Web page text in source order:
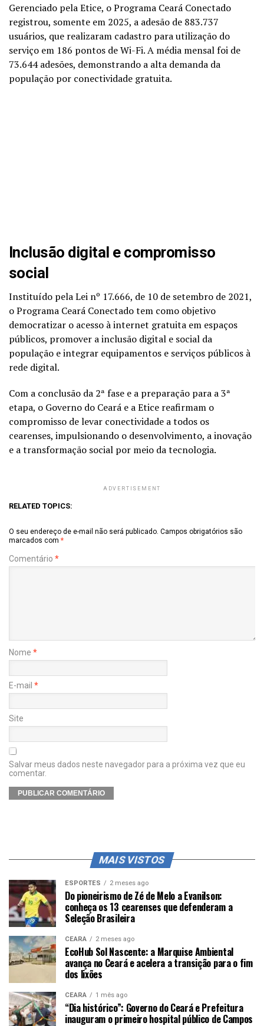
Gerenciado pela Etice, o Programa Ceará Conectado
registrou, somente em 2025, a adesão de 883.737
usuários, que realizaram cadastro para utilização do
serviço em 186 pontos de Wi-Fi. A média mensal foi de
73.644 adesões, demonstrando a alta demanda da
população por conectividade gratuita.
Inclusão digital e compromisso
social
Instituído pela Lei nº 17.666, de 10 de setembro de 2021,
o Programa Ceará Conectado tem como objetivo
democratizar o acesso à internet gratuita em espaços
públicos, promover a inclusão digital e social da
população e integrar equipamentos e serviços públicos à
rede digital.
Com a conclusão da 2ª fase e a preparação para a 3ª
etapa, o Governo do Ceará e a Etice reafirmam o
compromisso de levar conectividade a todos os
cearenses, impulsionando o desenvolvimento, a inovação
e a transformação social por meio da tecnologia.
ADVERTISEMENT
RELATED TOPICS:
O seu endereço de e-mail não será publicado. Campos obrigatórios são
marcados com *
Comentário *
Nome *
E-mail *
Site
Salvar meus dados neste navegador para a próxima vez que eu
comentar.
MAIS VISTOS
ESPORTES 2 meses ago
Do pioneirismo de Zé de Melo a Evanilson:
conheça os 13 cearenses que defenderam a
Seleção Brasileira
CEARÁ 2 meses ago
EcoHub Sol Nascente: a Marquise Ambiental
avança no Ceará e acelera a transição para o fim
dos lixões
CEARÁ 1 mês ago
“Dia histórico”: Governo do Ceará e Prefeitura
inauguram o primeiro hospital público de Campos